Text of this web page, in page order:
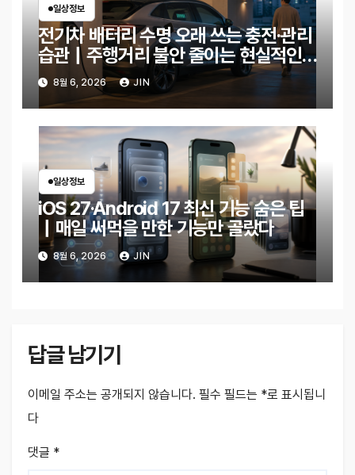
일상정보
전기차 배터리 수명 오래 쓰는 충전·관리
습관｜주행거리 불안 줄이는 현실적인
방법8월 6, 2026 JIN
일상정보
iOS 27·Android 17 최신 기능 숨은 팁
｜매일 써먹을 만한 기능만 골랐다
8월 6, 2026 JIN
답글 남기기
이메일 주소는 공개되지 않습니다. 필수 필드는 *로 표시됩니
다
댓글 *